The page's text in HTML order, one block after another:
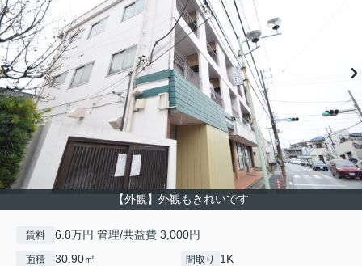
【外観】外観もきれいです
賃料 6.8万円 管理/共益費 3,000円
面積 30.90㎡ 間取り 1K